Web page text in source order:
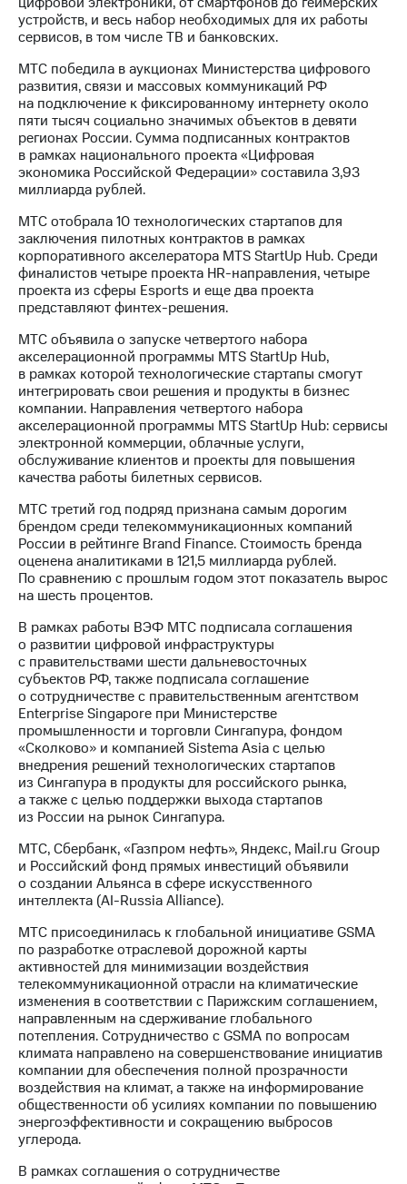
устройств, и весь набор необходимых для их работы
сервисов, в том числе ТВ и банковских.
МТС победила в аукционах Министерства цифрового
развития, связи и массовых коммуникаций РФ
на подключение к фиксированному интернету около
пяти тысяч социально значимых объектов в девяти
регионах России. Сумма подписанных контрактов
в рамках национального проекта «Цифровая
экономика Российской Федерации» составила 3,93
миллиарда рублей.
МТС отобрала 10 технологических стартапов для
заключения пилотных контрактов в рамках
корпоративного акселератора MTS StartUp Hub. Среди
финалистов четыре проекта HR-направления, четыре
проекта из сферы Esports и еще два проекта
представляют финтех-решения.
МТС объявила о запуске четвертого набора
акселерационной программы MTS StartUp Hub,
в рамках которой технологические стартапы смогут
интегрировать свои решения и продукты в бизнес
компании. Направления четвертого набора
акселерационной программы MTS StartUp Hub: сервисы
электронной коммерции, облачные услуги,
обслуживание клиентов и проекты для повышения
качества работы билетных сервисов.
МТС третий год подряд признана самым дорогим
брендом среди телекоммуникационных компаний
России в рейтинге Brand Finance. Стоимость бренда
оценена аналитиками в 121,5 миллиарда рублей.
По сравнению с прошлым годом этот показатель вырос
на шесть процентов.
В рамках работы ВЭФ МТС подписала соглашения
о развитии цифровой инфраструктуры
с правительствами шести дальневосточных
субъектов РФ, также подписала соглашение
о сотрудничестве с правительственным агентством
Enterprise Singapore при Министерстве
промышленности и торговли Сингапура, фондом
«Сколково» и компанией Sistema Asia с целью
внедрения решений технологических стартапов
из Сингапура в продукты для российского рынка,
а также с целью поддержки выхода стартапов
из России на рынок Сингапура.
МТС, Сбербанк, «Газпром нефть», Яндекс, Mail.ru Group
и Российский фонд прямых инвестиций объявили
о создании Альянса в сфере искусственного
интеллекта (AI-Russia Alliance).
МТС присоединилась к глобальной инициативе GSMA
по разработке отраслевой дорожной карты
активностей для минимизации воздействия
телекоммуникационной отрасли на климатические
изменения в соответствии с Парижским соглашением,
направленным на сдерживание глобального
потепления. Сотрудничество с GSMA по вопросам
климата направлено на совершенствование инициатив
компании для обеспечения полной прозрачности
воздействия на климат, а также на информирование
общественности об усилиях компании по повышению
энергоэффективности и сокращению выбросов
углерода.
В рамках соглашения о сотрудничестве